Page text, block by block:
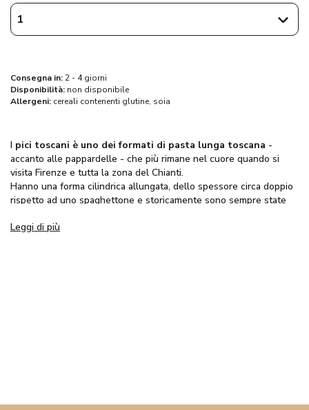
Consegna in: 2 - 4 giorni
Disponibilità: non disponibile
Allergeni: cereali contenenti glutine, soia
I pici toscani è uno dei formati di pasta lunga toscana -
accanto alle pappardelle - che più rimane nel cuore quando si
visita Firenze e tutta la zona del Chianti.
Hanno una forma cilindrica allungata, dello spessore circa doppio
rispetto ad uno spaghettone e storicamente sono sempre state
Leggi di più